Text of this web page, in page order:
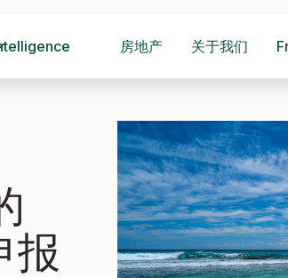
房地产 关于我们
报